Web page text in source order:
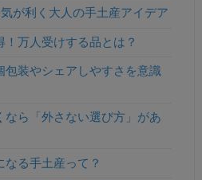
が利く大人の手土産アイデア
！万人受けする品とは？
包装やシェアしやすさを意識
なら「外さない選び方」があ
なる手土産って？